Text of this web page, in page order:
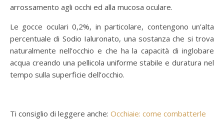
arrossamento agli occhi ed alla mucosa oculare.
Le gocce oculari 0,2%, in particolare, contengono un’alta
percentuale di Sodio Ialuronato, una sostanza che si trova
naturalmente nell’occhio e che ha la capacità di inglobare
acqua creando una pellicola uniforme stabile e duratura nel
tempo sulla superficie dell’occhio.
Ti consiglio di leggere anche: Occhiaie: come combatterle